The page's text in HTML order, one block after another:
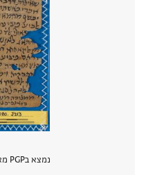
נמצא בPGP מאז